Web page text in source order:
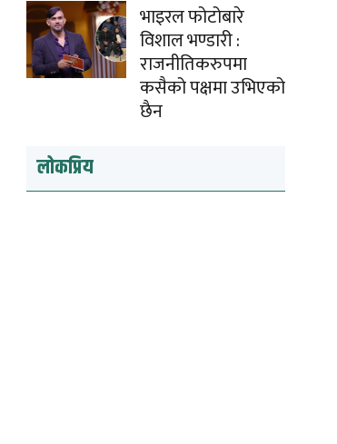
भाइरल फोटोबारे
विशाल भण्डारी :
राजनीतिकरुपमा
कसैको पक्षमा उभिएको
छैन
लोकप्रिय